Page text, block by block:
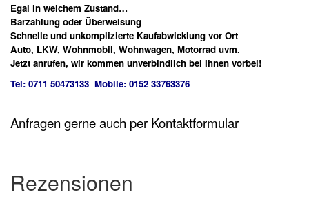
Egal in welchem Zustand…
Barzahlung oder Überweisung
Schnelle und unkomplizierte Kaufabwicklung vor Ort
Auto, LKW, Wohnmobil, Wohnwagen, Motorrad uvm.
Jetzt anrufen, wir kommen unverbindlich bei Ihnen vorbei!
Tel: 0711 50473133 Mobile: 0152 33763376
Anfragen gerne auch per Kontaktformular
Rezensionen